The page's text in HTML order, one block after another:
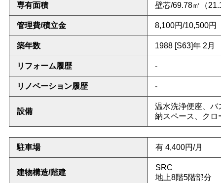
専有面積 壁芯/69.78㎡（
管理費/積立金 8,100円/10,500円
築年数 1988 [S63]年 2月
リフォーム履歴 -
リノベーション履歴 -
設備
温水洗浄便座、
納スペース、クロ
駐車場 有 4,400円/月
建物構造/階建
SRC
地上8階5階部分